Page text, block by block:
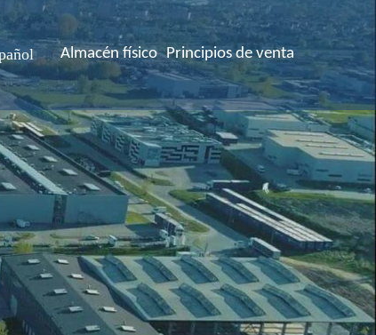
polski
English
Deutsch
Русский
Almacén físico Principios de venta